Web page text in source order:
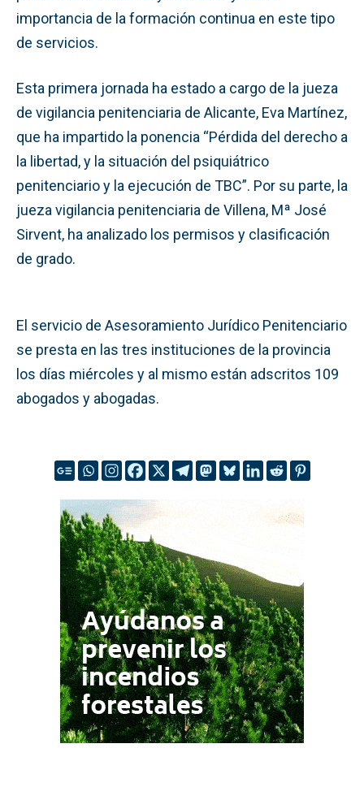
importancia de la formación continua en este tipo
de servicios.
Esta primera jornada ha estado a cargo de la jueza
de vigilancia penitenciaria de Alicante, Eva Martínez,
que ha impartido la ponencia “Pérdida del derecho a
la libertad, y la situación del psiquiátrico
penitenciario y la ejecución de TBC”. Por su parte, la
jueza vigilancia penitenciaria de Villena, Mª José
Sirvent, ha analizado los permisos y clasificación
de grado.
El servicio de Asesoramiento Jurídico Penitenciario
se presta en las tres instituciones de la provincia
los días miércoles y al mismo están adscritos 109
abogados y abogadas.